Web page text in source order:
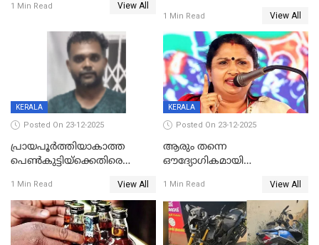
രൂക്ഷം
1 Min Read View All
ഗുരുതരാവസ്ഥയിൽ
1 Min Read View All
KERALA
Posted On 23-12-2025
പ്രായപൂർത്തിയാകാത്ത
പെൺകുട്ടിയ്ക്കെതിരെ
59 വർഷം തടവും 90,൦൦൦ രൂപ
പിഴയും ശിക്ഷ
1 Min Read View All
KERALA
Posted On 23-12-2025
ആരും തന്നെ
ഔദ്യോഗികമായി
കണ്ടെത്താൻ ഇന്ന് കോർ
കമ്മിറ്റി കൂടിയില്ല';
അതൃപ്തിയുമായി ദീപ്തി മേരി
വർഗീസ്
1 Min Read View All